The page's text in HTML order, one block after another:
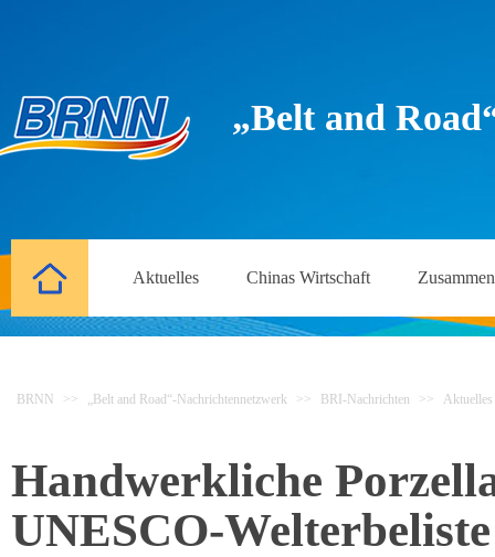
„Belt and
Aktuelles Chinas Wirtschaft
BRNN >> „Belt and Road“-Nachrichtennetzwerk >> BRI-Nachrichten >> Aktuelles
Handwerkliche
UNESCO-